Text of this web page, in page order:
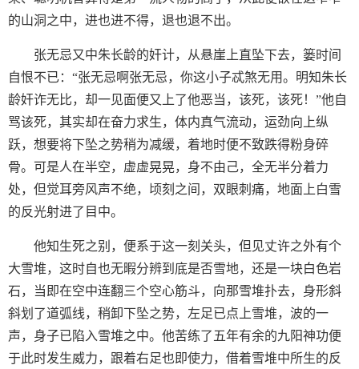
的山洞之中，进也进不得，退也退不出。
张无忌又中朱长龄的奸计，从悬崖上直坠下去，篓时间
自恨不已：“张无忌啊张无忌，你这小子忒煞无用。明知朱长
龄奸诈无比，却一见面便又上了他恶当，该死，该死！”他自
骂该死，其实却在奋力求生，体内真气流动，运劲向上纵
跃，想要将下坠之势稍为减缓，着地时便不致跌得粉身碎
骨。可是人在半空，虚虚晃晃，身不由己，全无半分着力
处，但觉耳旁风声不绝，顷刻之间，双眼刺痛，地面上白雪
的反光射进了目中。
他知生死之别，便系于这一刻关头，但见丈许之外有个
大雪堆，这时自也无暇分辨到底是否雪地，还是一块白色岩
石，当即在空中连翻三个空心筋斗，向那雪堆扑去，身形斜
斜划了道弧线，稍卸下坠之势，左足已点上雪堆，波的一
声，身子已陷入雪堆之中。他苦练了五年有余的九阳神功便
于此时发生威力，跟着右足也即使力，借着雪堆中所生的反